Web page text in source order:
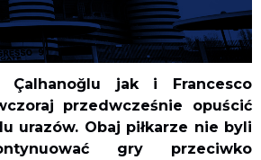
Çalhanoğlu jak i Francesco
przedwcześnie opuścić
urazów. Obaj piłkarze nie byli
gry przeciwko